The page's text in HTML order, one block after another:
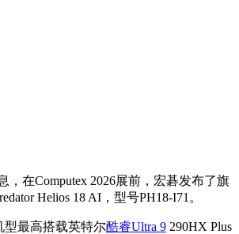
，在Computex 2026展前，宏碁发布了旗
Helios 18 AI，型号PH18-I71。
型最高搭载英特尔酷睿Ultra 9 290HX Plus